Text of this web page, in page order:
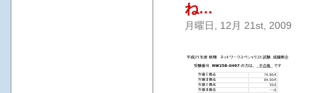
ね…
月曜日, 12月 21st, 2009